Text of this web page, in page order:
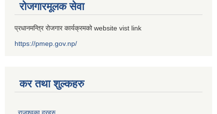
रोजगारमूलक सेवा
प्रधानमन्त्रि रोजगार कार्यक्रमको website vist link
https://pmep.gov.np/
कर तथा शुल्कहरु